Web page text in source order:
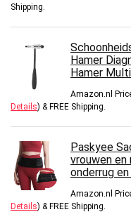
Shipping
Hamer
Hamer
Amazon.nl
Details) & FREE Shipping
Paskyee
vrouwen en
onderrug
Amazon.nl
Details) & FREE Shipping